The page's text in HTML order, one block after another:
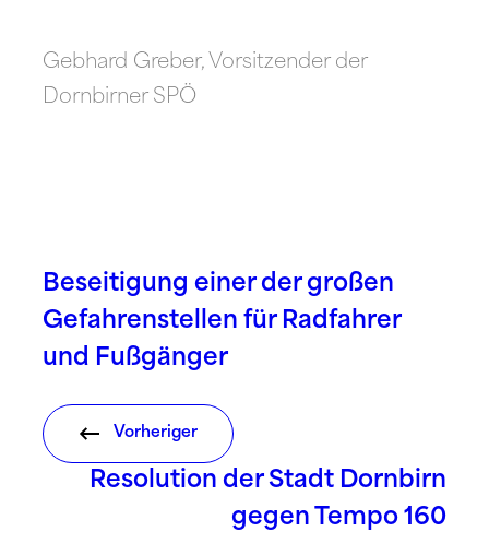
Gebhard Greber, Vorsitzender der
Dornbirner SPÖ
Beseitigung einer der großen
Gefahrenstellen für Radfahrer
und Fußgänger
Vorheriger
Resolution der Stadt Dornbirn
gegen Tempo 160